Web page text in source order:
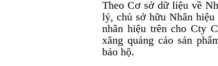
Theo Cơ sở dữ liệu về
lý, chủ sở hữu Nhãn hiệu
nhãn hiệu trên cho Cty
xăng quảng cáo sản
bảo hộ.